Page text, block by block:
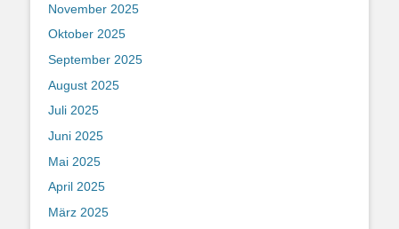
November 2025
Oktober 2025
September 2025
August 2025
Juli 2025
Juni 2025
Mai 2025
April 2025
März 2025